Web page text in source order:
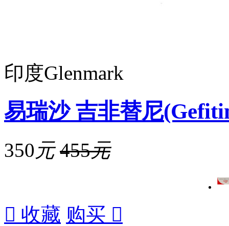
印度Glenmark
易瑞沙 吉非替尼
350 元 455元
 收藏 购买 